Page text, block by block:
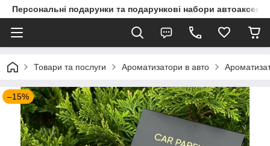
Персональні подарунки та подарункові набори
Товари та послуги Ароматизатори в авто
–15%